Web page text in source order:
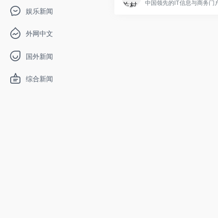
娱乐新闻
外网中文
国外新闻
综合新闻